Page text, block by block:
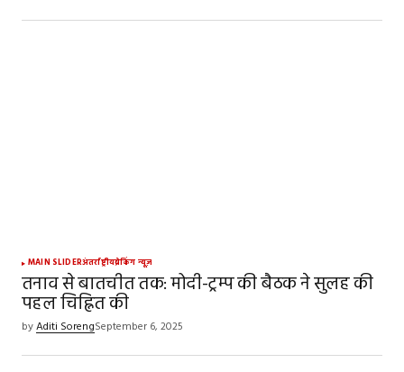
MAIN SLIDERअंतर्राष्ट्रीयब्रेकिंग न्यूज़
तनाव से बातचीत तक: मोदी-ट्रम्प की बैठक ने सुलह की
पहल चिह्नित की
byAditi SorengSeptember 6, 2025